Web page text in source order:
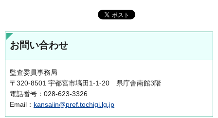
お問い合わせ
監査委員事務局
〒320-8501 宇都宮市塙田1-1-20 県庁舎南館3階
電話番号：028-623-3326
Email： kansaiin@pref.tochigi.lg.jp